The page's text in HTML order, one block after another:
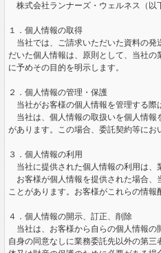
株式会社ランナーズ・ウェルネス（以
１．個人情報の取得
当社では、ご請求いただいた資料の発
だいた個人情報は、原則として、当社
に予めその目的を明示します。
２．個人情報の管理・保護
当社がお客様の個人情報を管理する際
当社は、個人情報の取扱いを個人情報
があります。この場合、委託契約等に
３．個人情報の利用
当社に提供された個人情報の利用は、
お客様が個人情報を提供された場合、
ことがあります。お客様がこれらの情
４．個人情報の開示、訂正、削除
当社は、お客様から自らの個人情報の
自身の同意なしに業務委託先以外の第